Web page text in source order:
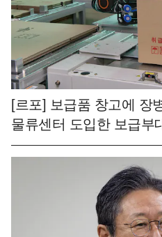
[르포] 보급품 창고에 장
물류센터 도입한 보급부